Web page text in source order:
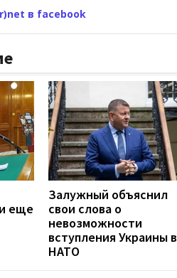
в facebook
еще
Залужный объяснил
свои слова о
невозможности
вступления Украины в
НАТО